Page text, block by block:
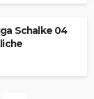
Schalke 04